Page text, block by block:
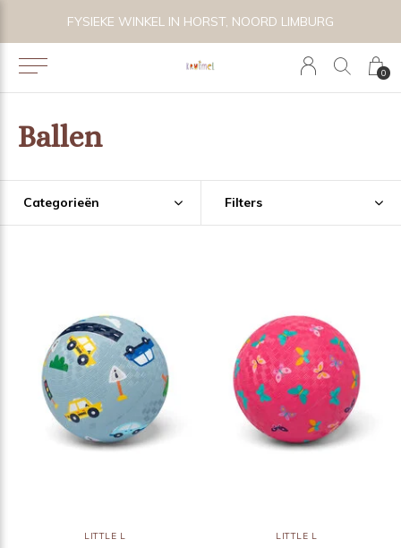
0
FYSIEKE WINKEL IN HORST, NOORD LIMBURG
Ballen
Categorieën Filters
LITTLE L LITTLE L